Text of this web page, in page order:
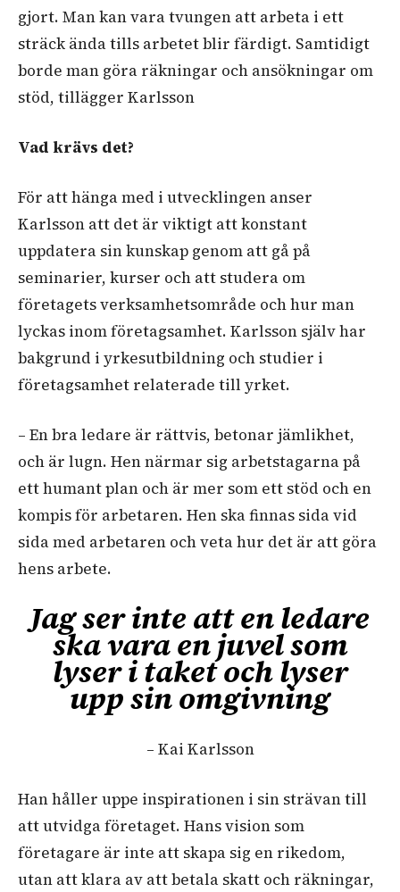
gjort. Man kan vara tvungen att arbeta i ett
sträck ända tills arbetet blir färdigt. Samtidigt
borde man göra räkningar och ansökningar om
stöd, tillägger Karlsson
Vad krävs det?
För att hänga med i utvecklingen anser
Karlsson att det är viktigt att konstant
uppdatera sin kunskap genom att gå på
seminarier, kurser och att studera om
företagets verksamhetsområde och hur man
lyckas inom företagsamhet. Karlsson själv har
bakgrund i yrkesutbildning och studier i
företagsamhet relaterade till yrket.
– En bra ledare är rättvis, betonar jämlikhet,
och är lugn. Hen närmar sig arbetstagarna på
ett humant plan och är mer som ett stöd och en
kompis för arbetaren. Hen ska finnas sida vid
sida med arbetaren och veta hur det är att göra
hens arbete.
Jag ser inte att en ledare
ska vara en juvel som
lyser i taket och lyser
upp sin omgivning
– Kai Karlsson
Han håller uppe inspirationen i sin strävan till
att utvidga företaget. Hans vision som
företagare är inte att skapa sig en rikedom,
utan att klara av att betala skatt och räkningar,